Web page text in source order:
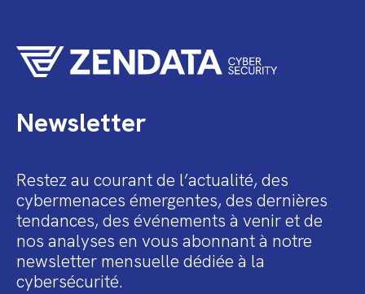
Newsletter
Restez au courant de l’actualité, des
cybermenaces émergentes, des dernières
tendances, des événements à venir et de
nos analyses en vous abonnant à notre
newsletter mensuelle dédiée à la
cybersécurité.